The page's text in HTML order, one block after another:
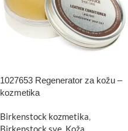
1027653 Regenerator za kožu –
kozmetika
Birkenstock kozmetika,
Birkenstock sve Koža